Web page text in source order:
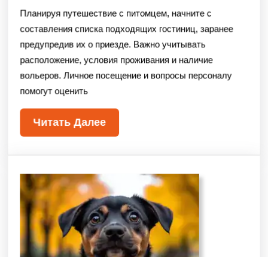
Планируя путешествие с питомцем, начните с
составления списка подходящих гостиниц, заранее
предупредив их о приезде. Важно учитывать
расположение, условия проживания и наличие
вольеров. Личное посещение и вопросы персоналу
помогут оценить
Читать Далее